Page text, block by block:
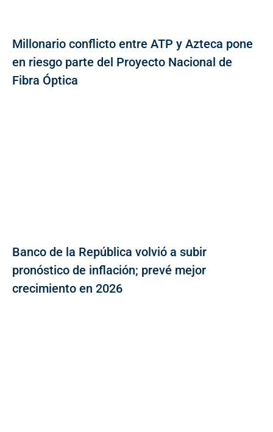
Millonario conflicto entre ATP y Azteca pone
en riesgo parte del Proyecto Nacional de
Fibra Óptica
Banco de la República volvió a subir
pronóstico de inflación; prevé mejor
crecimiento en 2026